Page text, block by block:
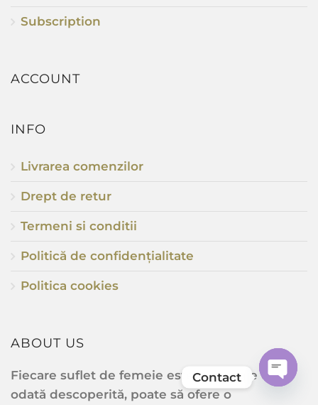
Subscription
ACCOUNT
INFO
Livrarea comenzilor
Drept de retur
Termeni si conditii
Politică de confidențialitate
Politica cookies
ABOUT US
Fiecare suflet de femeie este o energie care,
odată descoperită, poate să ofere o
Contact